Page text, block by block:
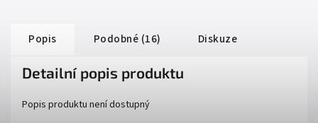
Popis Podobné (16) Diskuze
Detailní popis produktu
Popis produktu není dostupný